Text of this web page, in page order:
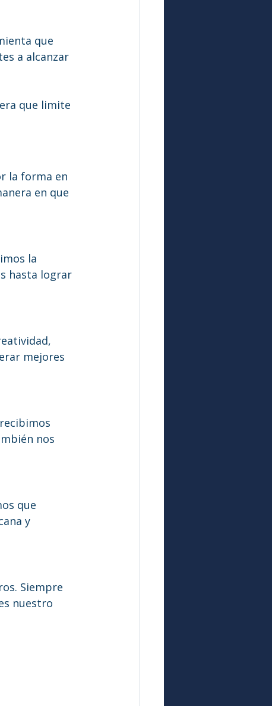
que
a alcanzar
que limite
la forma en
en que
la
hasta lograr
mejores
nos
que
y
Siempre
nuestro